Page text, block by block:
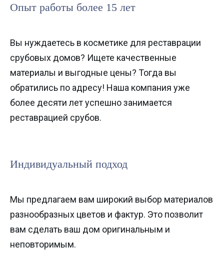
Опыт работы более 15 лет
Вы нуждаетесь в косметике для реставрации
срубовых домов? Ищете качественные
материалы и выгодные цены? Тогда вы
обратились по адресу! Наша компания уже
более десяти лет успешно занимается
реставрацией срубов.
Индивидуальный подход
Мы предлагаем вам широкий выбор материалов
разнообразных цветов и фактур. Это позволит
вам сделать ваш дом оригинальным и
неповторимым.